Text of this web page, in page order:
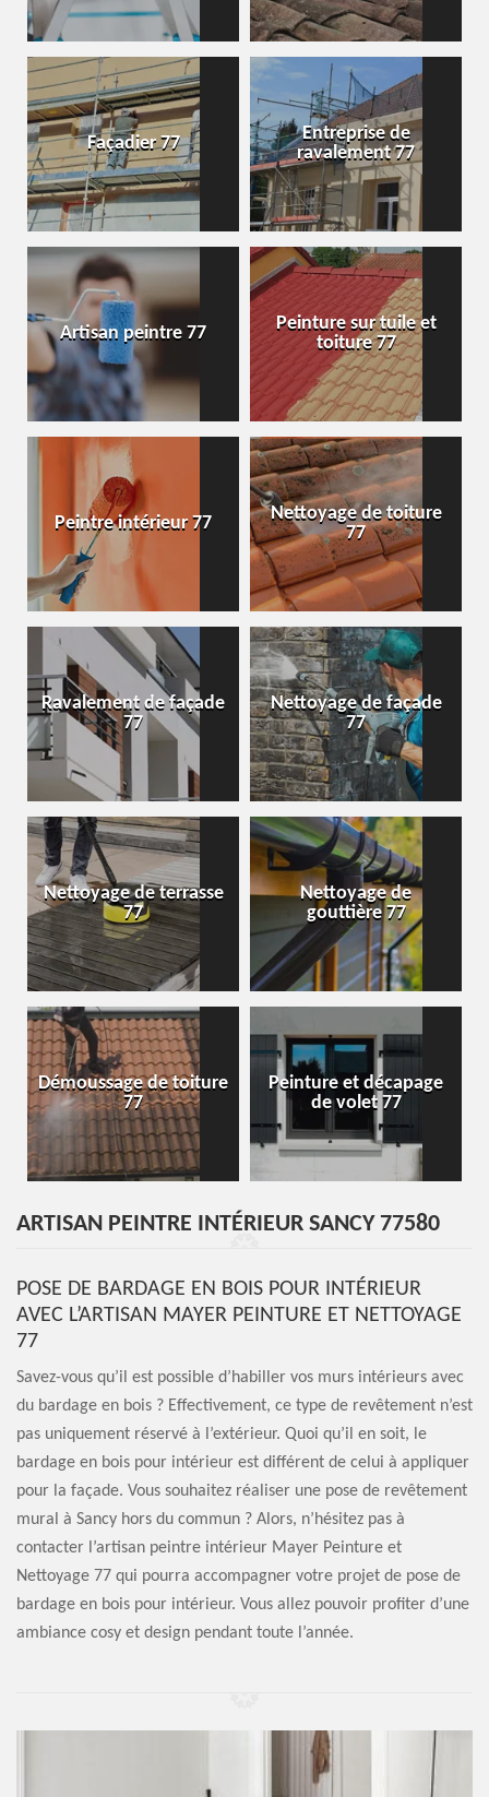
Façadier 77
Entreprise de
ravalement 77
Artisan peintre 77
Peinture sur tuile et
toiture 77
Peintre intérieur 77
Nettoyage de toiture
77
Ravalement de façade
77
Nettoyage de façade
77
Nettoyage de terrasse
77
Nettoyage de
gouttière 77
Démoussage de toiture
77
Peinture et décapage
de volet 77
ARTISAN PEINTRE INTÉRIEUR SANCY 77580
POSE DE BARDAGE EN BOIS POUR INTÉRIEUR
AVEC L’ARTISAN MAYER PEINTURE ET NETTOYAGE
77
Savez-vous qu’il est possible d’habiller vos murs intérieurs avec
du bardage en bois ? Effectivement, ce type de revêtement n’est
pas uniquement réservé à l’extérieur. Quoi qu’il en soit, le
bardage en bois pour intérieur est différent de celui à appliquer
pour la façade. Vous souhaitez réaliser une pose de revêtement
mural à Sancy hors du commun ? Alors, n’hésitez pas à
contacter l’artisan peintre intérieur Mayer Peinture et
Nettoyage 77 qui pourra accompagner votre projet de pose de
bardage en bois pour intérieur. Vous allez pouvoir profiter d’une
ambiance cosy et design pendant toute l’année.